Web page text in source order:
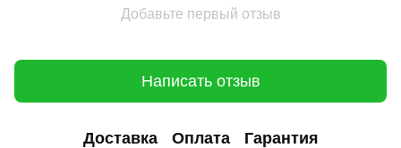
Добавьте первый отзыв
Написать отзыв
Доставка Оплата Гарантия